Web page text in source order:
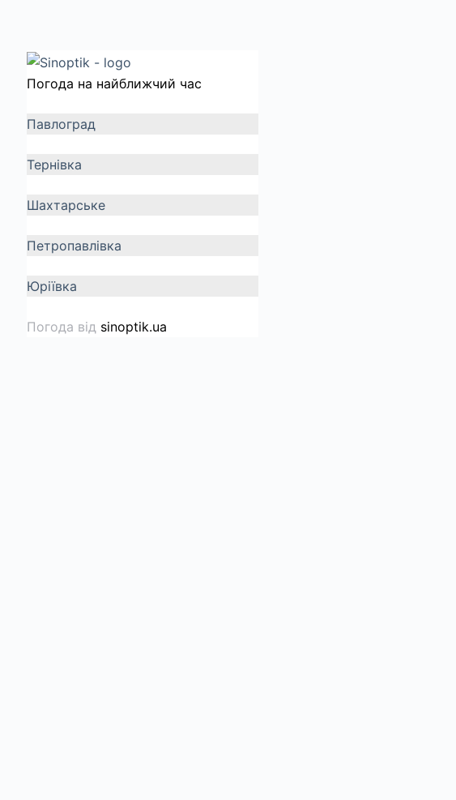
Погода на найближчий час
Павлоград
Тернівка
Шахтарське
Петропавлівка
Юріївка
Погода від sinoptik.ua